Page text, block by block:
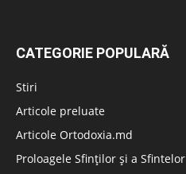
CATEGORIE POPULARĂ
Stiri
Articole preluate
Articole Ortodoxia.md
Proloagele Sfinților și a Sfintelor